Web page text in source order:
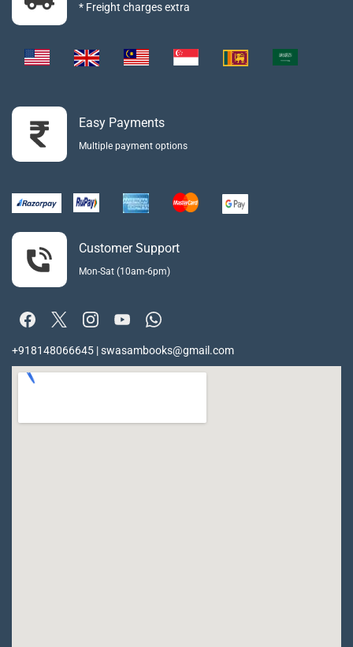
* Freight charges extra
Easy Payments
Multiple payment options
Customer Support
Mon-Sat (10am-6pm)
+918148066645 | swasambooks@gmail.com